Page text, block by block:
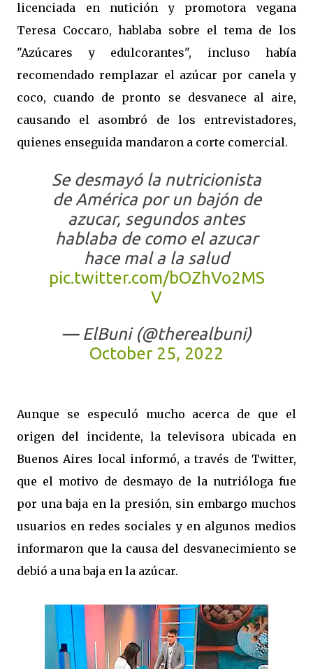
licenciada en nutición y promotora vegana
Teresa Coccaro, hablaba sobre el tema de los
"Azúcares y edulcorantes", incluso había
recomendado remplazar el azúcar por canela y
coco, cuando de pronto se desvanece al aire,
causando el asombró de los entrevistadores,
quienes enseguida mandaron a corte comercial.
Se desmayó la nutricionista
de América por un bajón de
azucar, segundos antes
hablaba de como el azucar
hace mal a la salud
pic.twitter.com/bOZhVo2MS
V
— ElBuni (@therealbuni)
October 25, 2022
Aunque se especuló mucho acerca de que el
origen del incidente, la televisora ubicada en
Buenos Aires local informó, a través de Twitter,
que el motivo de desmayo de la nutrióloga fue
por una baja en la presión, sin embargo muchos
usuarios en redes sociales y en algunos medios
informaron que la causa del desvanecimiento se
debió a una baja en la azúcar.